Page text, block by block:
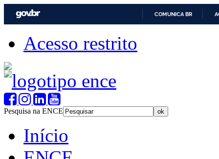
COMUNICA BR
Acesso restrito
Pesquisa na ENCE
Início